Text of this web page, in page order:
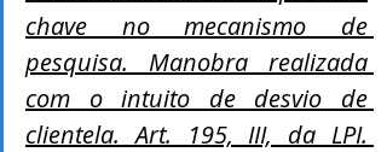
chave no mecanismo de
pesquisa. Manobra realizada
com o intuito de desvio de
clientela. Art. 195, III, da LPI.